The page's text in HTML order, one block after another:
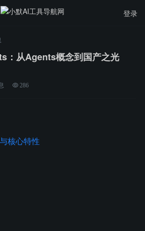
登录
：从Agents概念到国产之光
286
核心特性